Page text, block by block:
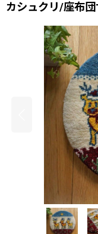
カシュクリ/座布